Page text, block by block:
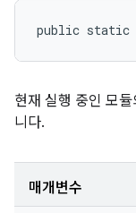
public static
현재 실행 중인 모
니다.
매개변수